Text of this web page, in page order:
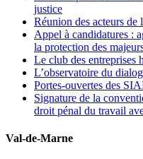
justice
Réunion des acteurs
Appel à candidatures :
la protection des
Le club des entreprises
L’observatoire du
Portes-ouvertes des
Signature de la
droit pénal du travail
Val-de-Marne